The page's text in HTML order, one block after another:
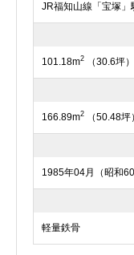
JR福知山線「宝塚
101.18m2 （30.6坪）
166.89m2 （50.48坪）
1985年04月（昭和60
軽量鉄骨